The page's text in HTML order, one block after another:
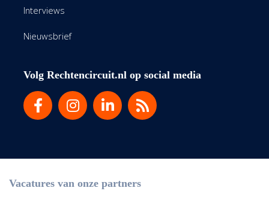
Interviews
Nieuwsbrief
Volg Rechtencircuit.nl op social media
Vacatures van onze partners